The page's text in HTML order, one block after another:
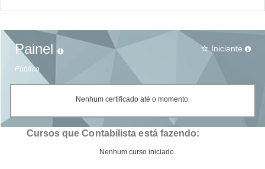
Painel
Público
star_border Iniciante
Nenhum certificado até o momento.
Cursos que Contabilista está fazendo:
Nenhum curso iniciado.